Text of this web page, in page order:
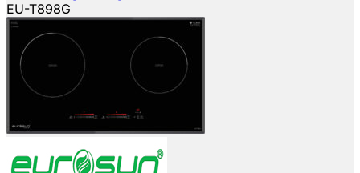
EU-T898G